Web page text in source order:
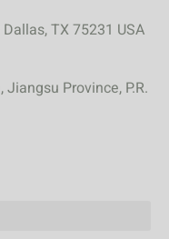
TX 75231 USA
Province, P.R.